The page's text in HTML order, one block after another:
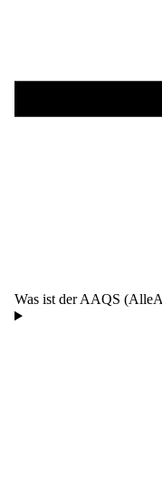
Was ist der AAQS